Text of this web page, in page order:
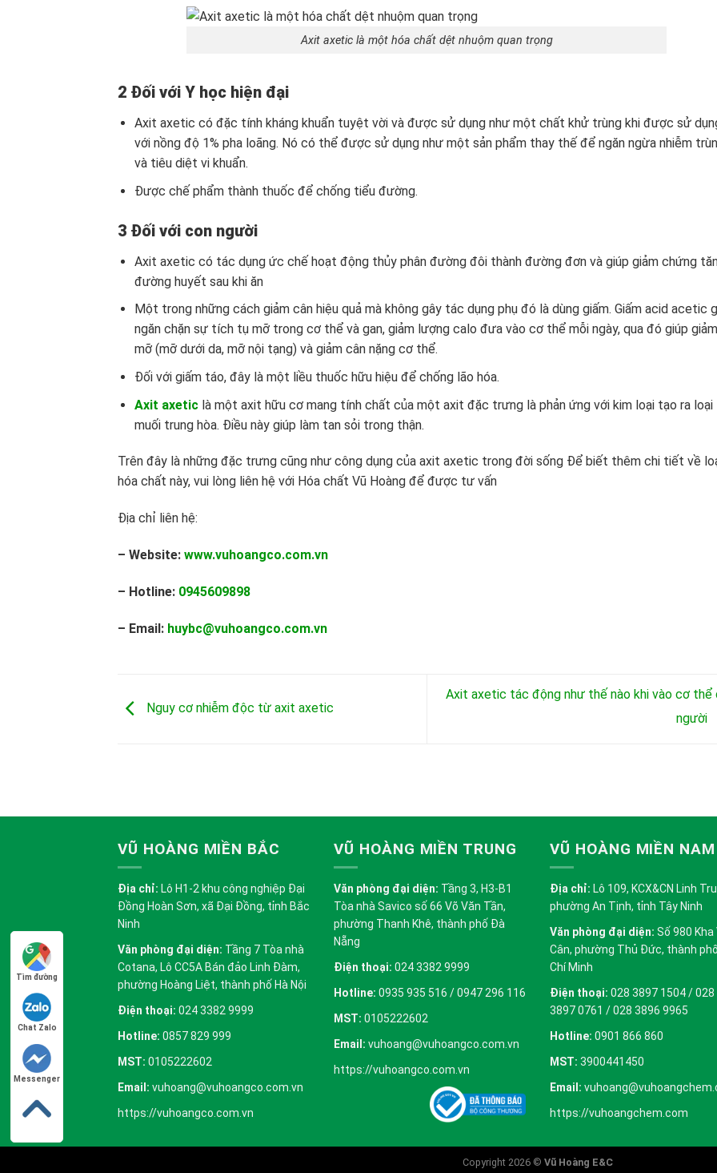
Axit axetic là một hóa chất dệt nhuộm quan trọng
2 Đối với Y học hiện đại
Axit axetic có đặc tính kháng khuẩn tuyệt vời và được sử dụng như một chất khử trùng khi được sử
với nồng độ 1% pha loãng. Nó có thể được sử dụng như một sản phẩm thay thế để ngăn ngừa nhiễm
và tiêu diệt vi khuẩn.
Được chế phẩm thành thuốc để chống tiểu đường.
3 Đối với con người
Axit axetic có tác dụng ức chế hoạt động thủy phân đường đôi thành đường đơn và giúp giảm chứng
đường huyết sau khi ăn
Một trong những cách giảm cân hiệu quả mà không gây tác dụng phụ đó là dùng giấm. Giấm acid acetic
ngăn chặn sự tích tụ mỡ trong cơ thể và gan, giảm lượng calo đưa vào cơ thể mỗi ngày, qua đó giúp giảm
mỡ (mỡ dưới da, mỡ nội tạng) và giảm cân nặng cơ thể.
Đối với giấm táo, đây là một liều thuốc hữu hiệu để chống lão hóa.
Axit axeticlà một axit hữu cơ mang tính chất của một axit đặc trưng là phản ứng với kim loại tạo ra loại
muối trung hòa. Điều này giúp làm tan sỏi trong thận.
Trên đây là những đặc trưng cũng như công dụng của axit axetic trong đời sống Để biết thêm chi tiết về
hóa chất này, vui lòng liên hệ với Hóa chất Vũ Hoàng để được tư vấn
Địa chỉ liên hệ:
– Website: www.vuhoangco.com.vn
– Hotline: 0945609898
– Email: huybc@vuhoangco.com.vn
Nguy cơ nhiễm độc từ axit axetic
Axit axetic tác động như thế nào khi vào cơ thể
người
VŨ HOÀNG MIỀN BẮC
Địa chỉ: Lô H1-2 khu công nghiệp Đại
Đồng Hoàn Sơn, xã Đại Đồng, tỉnh Bắc
Ninh
Văn phòng đại diện: Tầng 7 Tòa nhà
Cotana, Lô CC5A Bán đảo Linh Đàm,
phường Hoàng Liệt, thành phố Hà Nội
Điện thoại: 024 3382 9999
Hotline: 0857 829 999
MST: 0105222602
Email: vuhoang@vuhoangco.com.vn
https://vuhoangco.com.vn
VŨ HOÀNG MIỀN TRUNG
Văn phòng đại diện: Tầng 3, H3-B1
Tòa nhà Savico số 66 Võ Văn Tần,
phường Thanh Khê, thành phố Đà
Nẵng
Điện thoại: 024 3382 9999
Hotline: 0935 935 516 / 0947 296 116
MST: 0105222602
Email: vuhoang@vuhoangco.com.vn
https://vuhoangco.com.vn
VŨ HOÀNG MIỀN NAM
Địa chỉ: Lô 109, KCX&CN Linh
phường An Tịnh, tỉnh Tây Ninh
Văn phòng đại diện: Số 980 Kha
Cân, phường Thủ Đức, thành
Chí Minh
Điện thoại: 028 3897 1504 / 028
3897 0761 / 028 3896 9965
Hotline: 0901 866 860
MST: 3900441450
Email:
https://vuhoangchem.com
Copyright 2026 © Vũ Hoàng E&C
Tìm đường
Chat Zalo
Messenger